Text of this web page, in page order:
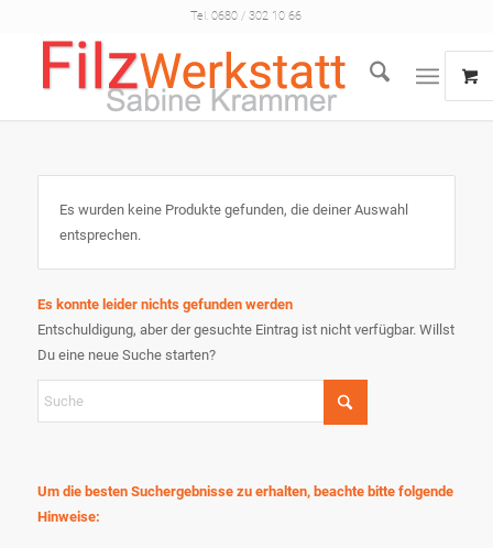
Tel. 0680 / 302 10 66
Es wurden keine Produkte gefunden, die deiner Auswahl
entsprechen.
Es konnte leider nichts gefunden werden
Entschuldigung, aber der gesuchte Eintrag ist nicht verfügbar. Willst
Du eine neue Suche starten?
Um die besten Suchergebnisse zu erhalten, beachte bitte folgende
Hinweise: